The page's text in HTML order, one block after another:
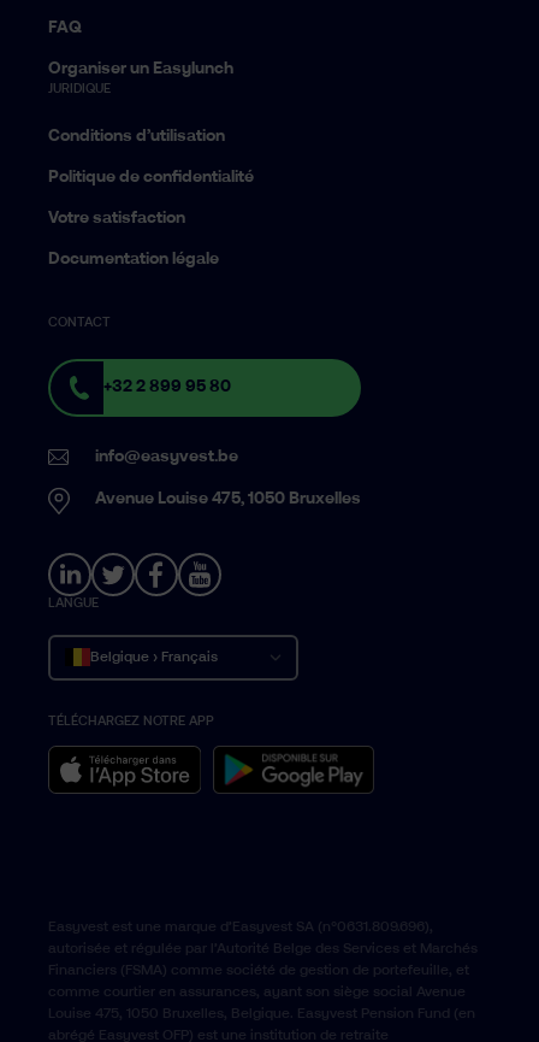
FAQ
Organiser un Easylunch
JURIDIQUE
Conditions d’utilisation
Politique de confidentialité
Votre satisfaction
Documentation légale
CONTACT
+32 2 899 95 80
info@easyvest.be
Avenue Louise 475, 1050 Bruxelles
LANGUE
Belgique › Français
België › Nederlands
Belgium › English
TÉLÉCHARGEZ NOTRE APP
Easyvest est une marque d’Easyvest SA (n°0631.809.696),
autorisée et régulée par l’Autorité Belge des Services et Marchés
Financiers (FSMA) comme société de gestion de portefeuille, et
comme courtier en assurances, ayant son siège social Avenue
Louise 475, 1050 Bruxelles, Belgique. Easyvest Pension Fund (en
abrégé Easyvest OFP) est une institution de retraite